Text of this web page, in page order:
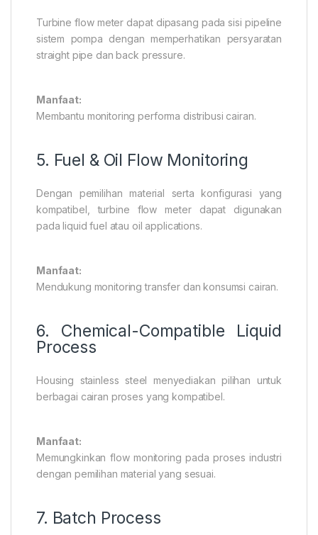
Turbine flow meter dapat dipasang pada sisi pipeline
sistem pompa dengan memperhatikan persyaratan
straight pipe dan back pressure.
Manfaat:
Membantu monitoring performa distribusi cairan.
5. Fuel & Oil Flow Monitoring
Dengan pemilihan material serta konfigurasi yang
kompatibel, turbine flow meter dapat digunakan
pada liquid fuel atau oil applications.
Manfaat:
Mendukung monitoring transfer dan konsumsi cairan.
6. Chemical-Compatible Liquid
Process
Housing stainless steel menyediakan pilihan untuk
berbagai cairan proses yang kompatibel.
Manfaat:
Memungkinkan flow monitoring pada proses industri
dengan pemilihan material yang sesuai.
7. Batch Process